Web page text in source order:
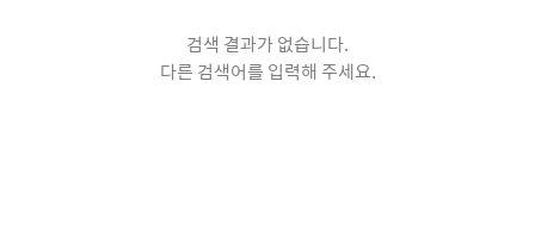
검색 결과가 없습니다.
다른 검색어를 입력해 주세요.